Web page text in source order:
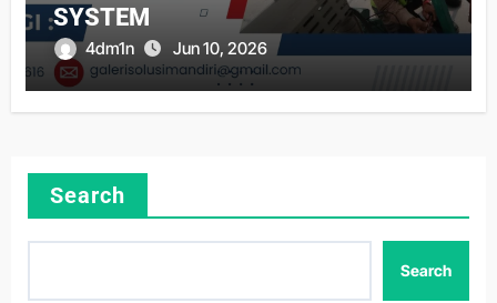
SYSTEM
4dm1n Jun 10, 2026
Search
Search